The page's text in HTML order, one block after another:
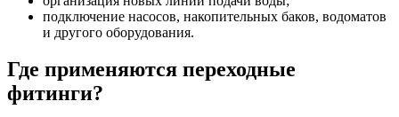
подключение насосов, накопительных баков, водоматов
и другого оборудования.
Где применяются переходные
фитинги?